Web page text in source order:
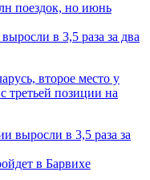
в 3,5 раза за два
второе место у
третьей позиции на
в Барвихе